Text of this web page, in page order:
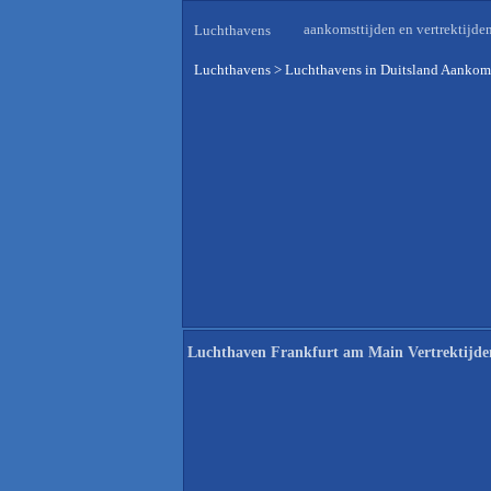
Luchthavens aankomsttijden en vertrektijden
Luchthavens > Luchthavens in Duitsland
Luchthaven Frankfurt am Main